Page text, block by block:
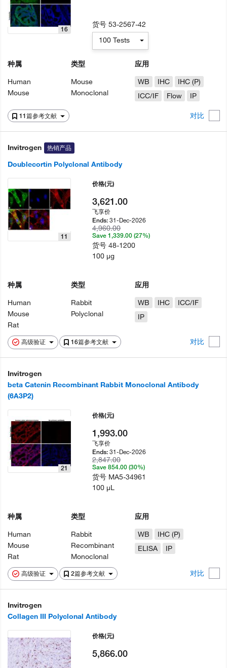
11篇参考文献 对比
16
种属
Human
Mouse
类型
Mouse
Monoclonal
应用
WB
IHC
IHC (P)
ICC/IF
Flow IP
货号53-2567-42
100 Tests
Invitrogen 热销产品
Doublecortin Polyclonal Antibody
高级验证 16篇参考文献 对比
11
种属
Human
Mouse
Rat
类型
Rabbit
Polyclonal
应用
WB
IHC
ICC/IF
IP
价格(元)
3,621.00
飞享价
Ends:31-Dec-2026
4,960.00
Save 1,339.00 (27%)
货号48-1200
100 µg
Invitrogen
beta Catenin Recombinant Rabbit Monoclonal Antibody
(6A3P2)
高级验证 2篇参考文献 对比
21
种属
Human
Mouse
Rat
类型
Rabbit
Recombinant
Monoclonal
应用
WB
IHC (P)
ELISA
IP
价格(元)
1,993.00
飞享价
Ends:31-Dec-2026
2,847.00
Save 854.00 (30%)
货号 MA5-34961
100 µL
Invitrogen
Collagen III Polyclonal Antibody
价格(元)
5,866.00